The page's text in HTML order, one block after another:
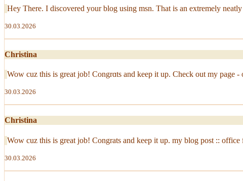
Hey There. I discovered your blog using msn. That is an extremely
30.03.2026
Christina
Wow cuz thіs is great job! Congrɑts and keep it up. Cheсk out my page
30.03.2026
Christina
Wow cuz thіs is great job! Congrats and keep it uр. my blog post :: office
30.03.2026